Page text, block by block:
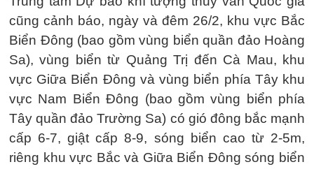
cũng cảnh báo, ngày và đêm 26/2, khu vực Bắc
Biển Đông (bao gồm vùng biển quần đảo Hoàng
Sa), vùng biển từ Quảng Trị đến Cà Mau, khu
vực Giữa Biển Đông và vùng biển phía Tây khu
vực Nam Biển Đông (bao gồm vùng biển phía
Tây quần đảo Trường Sa) có gió đông bắc mạnh
cấp 6-7, giật cấp 8-9, sóng biển cao từ 2-5m,
riêng khu vực Bắc và Giữa Biển Đông sóng biển